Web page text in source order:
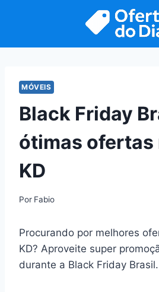
MÓVEIS
Black Friday
ótimas ofertas
KD
Por Fabio
Procurando por melhores
KD? Aproveite super
durante a Black Friday Brasil.